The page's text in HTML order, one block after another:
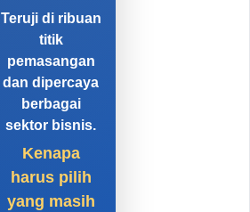
Teruji di ribuan
titik
pemasangan
dan dipercaya
berbagai
sektor bisnis.
Kenapa
harus pilih
yang masih